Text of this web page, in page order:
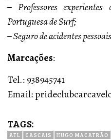
– Professores experientes
Portuguesa de Surf;
– Seguro de acidentes
Marcações:
Tel.: 938945741
Email:
TAGS:
ATL CASCAIS HUGO MACATRÃO